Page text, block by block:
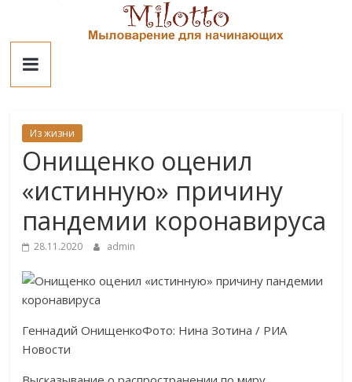
contentМилотто
Из жизни
Онищенко оценил
«истинную» причину
пандемии коронавируса
28.11.2020 admin
Геннадий ОнищенкоФото: Нина Зотина / РИА
Новости